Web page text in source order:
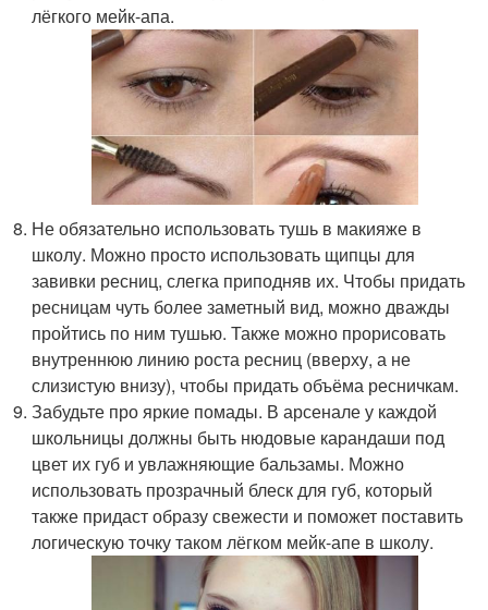
лёгкого мейк-апа.
Не обязательно использовать тушь в макияже в
школу. Можно просто использовать щипцы для
завивки ресниц, слегка приподняв их. Чтобы придать
ресницам чуть более заметный вид, можно дважды
пройтись по ним тушью. Также можно прорисовать
внутреннюю линию роста ресниц (вверху, а не
слизистую внизу), чтобы придать объёма ресничкам.
Забудьте про яркие помады. В арсенале у каждой
школьницы должны быть нюдовые карандаши под
цвет их губ и увлажняющие бальзамы. Можно
использовать прозрачный блеск для губ, который
также придаст образу свежести и поможет поставить
логическую точку таком лёгком мейк-апе в школу.